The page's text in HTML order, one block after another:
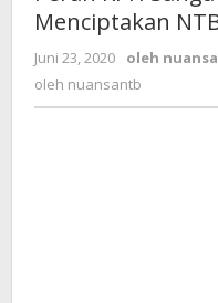
Menciptakan
Juni 23, 2020 oleh
oleh nuansantb